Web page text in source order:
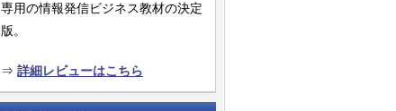
専用の情報発信ビジネス教材の決定
版。
⇒ 詳細レビューはこちら